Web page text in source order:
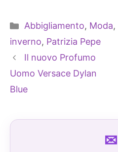
Categorie
Abbigliamento, Moda,
inverno, Patrizia Pepe
Il nuovo Profumo
Uomo Versace Dylan
Blue